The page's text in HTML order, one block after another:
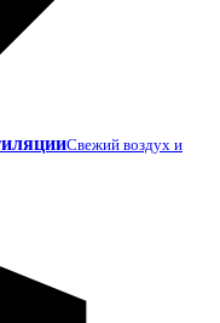
Свежий воздух и